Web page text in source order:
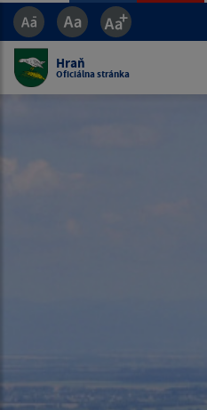
Hraň
Oficiálna stránka